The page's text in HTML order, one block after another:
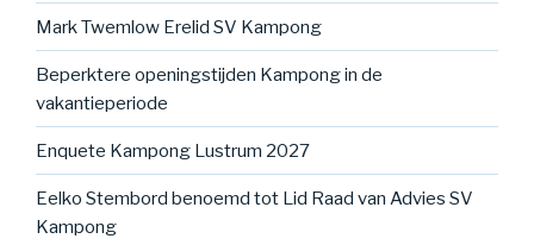
Mark Twemlow Erelid SV Kampong
Beperktere openingstijden Kampong in de
vakantieperiode
Enquete Kampong Lustrum 2027
Eelko Stembord benoemd tot Lid Raad van Advies SV
Kampong